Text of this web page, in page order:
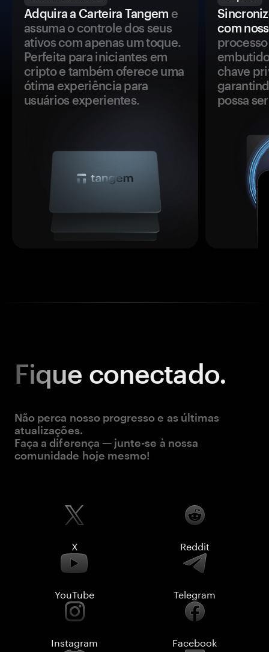
Adquira a Carteira Tangem e
assuma o controle dos seus
ativos com apenas um toque.
Perfeita para iniciantes em
cripto e também oferece uma
ótima experiência para
usuários experientes.
com
chave
possa
Fique conectado.
Não perca nosso progresso e as últimas
atualizações.
Faça a diferença — junte-se à nossa
comunidade hoje mesmo!
X Reddit
YouTube Telegram
Instagram Facebook